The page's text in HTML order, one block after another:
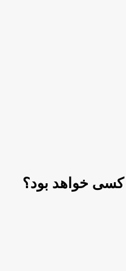
کسی خواهد بود؟